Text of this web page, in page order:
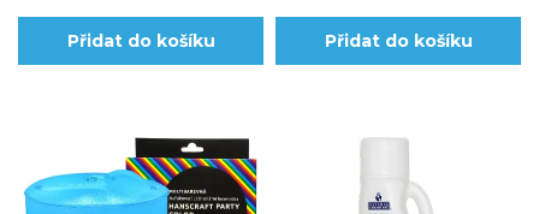
Přidat do košíku Přidat do košíku